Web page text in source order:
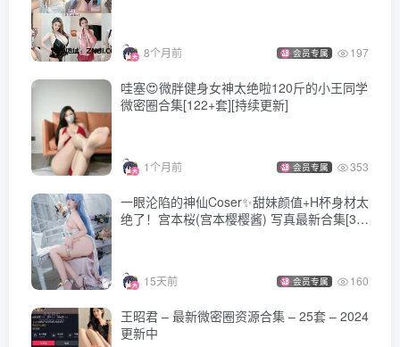
面饼仙儿 NO.124 小斑点[29P-216M]
面饼仙儿 NO.123 吉他妹妹牛仔裤[27P-279.2M]
[2.18更1]
面饼仙儿 NO.122 能代女仆[31P-316.9M]
[2.13更1]
面饼仙儿 NO.121 大虎鲸[21P-206.8M]
[1.12更1]
面饼仙儿 NO.120 &半半子-明日方舟-黑 x 森蚺[56P-483.2M]
8个月前 会员专属 197
哇塞😍微胖健身女神太绝啦120斤的小王同学
微密圈合集[122+套][持续更新]
1个月前 会员专属 353
一眼沦陷的神仙Coser✨甜妹颜值+H杯身材太
绝了！宫本桜(宫本樱樱酱) 写真最新合集[33
15天前 会员专属 160
王昭君 – 最新微密圈资源合集 – 25套 – 2024
更新中